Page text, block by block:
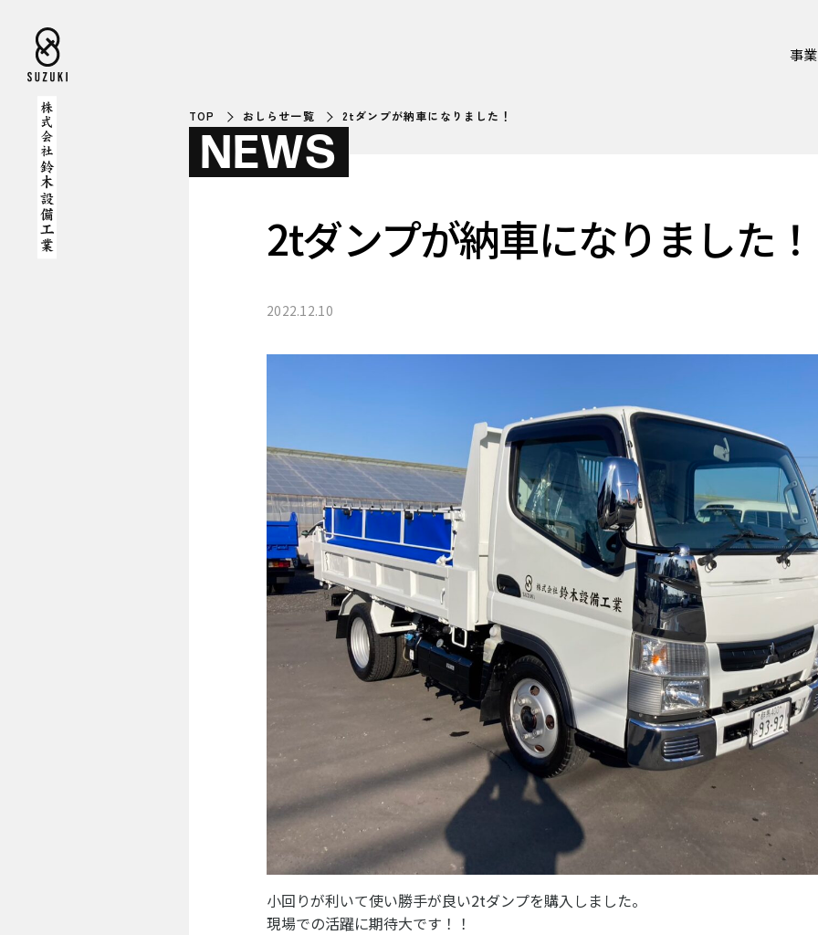
事
TOP おしらせ一覧 2tダンプが納車になりました！
NEWS
2tダンプが納車になりました！
2022.12.10
小回りが利いて使い勝手が良い2tダンプを購入しました。
現場での活躍に期待大です！！